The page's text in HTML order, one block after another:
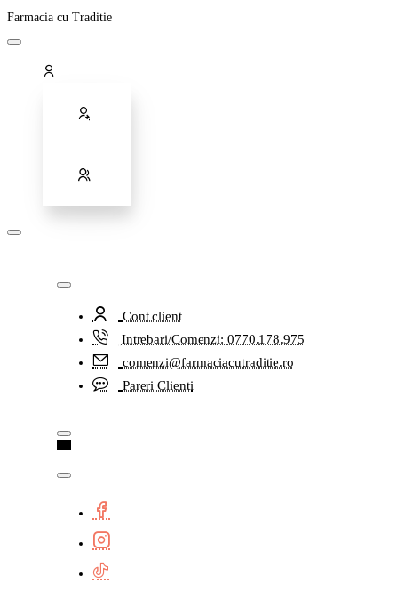
Farmacia cu Traditie
Cont client
Intrebari/Comenzi: 0770.178.975
comenzi@farmaciacutraditie.ro
Pareri Clienti